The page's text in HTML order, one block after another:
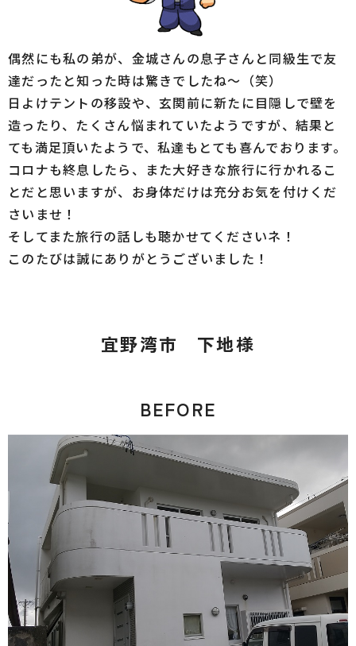
偶然にも私の弟が、金城さんの息子さんと同級生で友
達だったと知った時は驚きでしたね～（笑）
日よけテントの移設や、玄関前に新たに目隠しで壁を
造ったり、たくさん悩まれていたようですが、結果と
ても満足頂いたようで、私達もとても喜んでおります。
コロナも終息したら、また大好きな旅行に行かれるこ
とだと思いますが、お身体だけは充分お気を付けくだ
さいませ！
そしてまた旅行の話しも聴かせてくださいネ！
このたびは誠にありがとうございました！
宜野湾市 下地様
BEFORE